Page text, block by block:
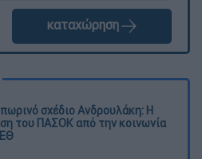
καταχώρηση
σχέδιο Ανδρουλάκη: Η
του ΠΑΣΟΚ από την κοινωνία